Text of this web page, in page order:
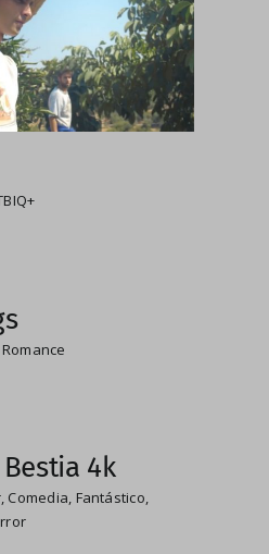
Romance
4k
, Comedia Fantástico